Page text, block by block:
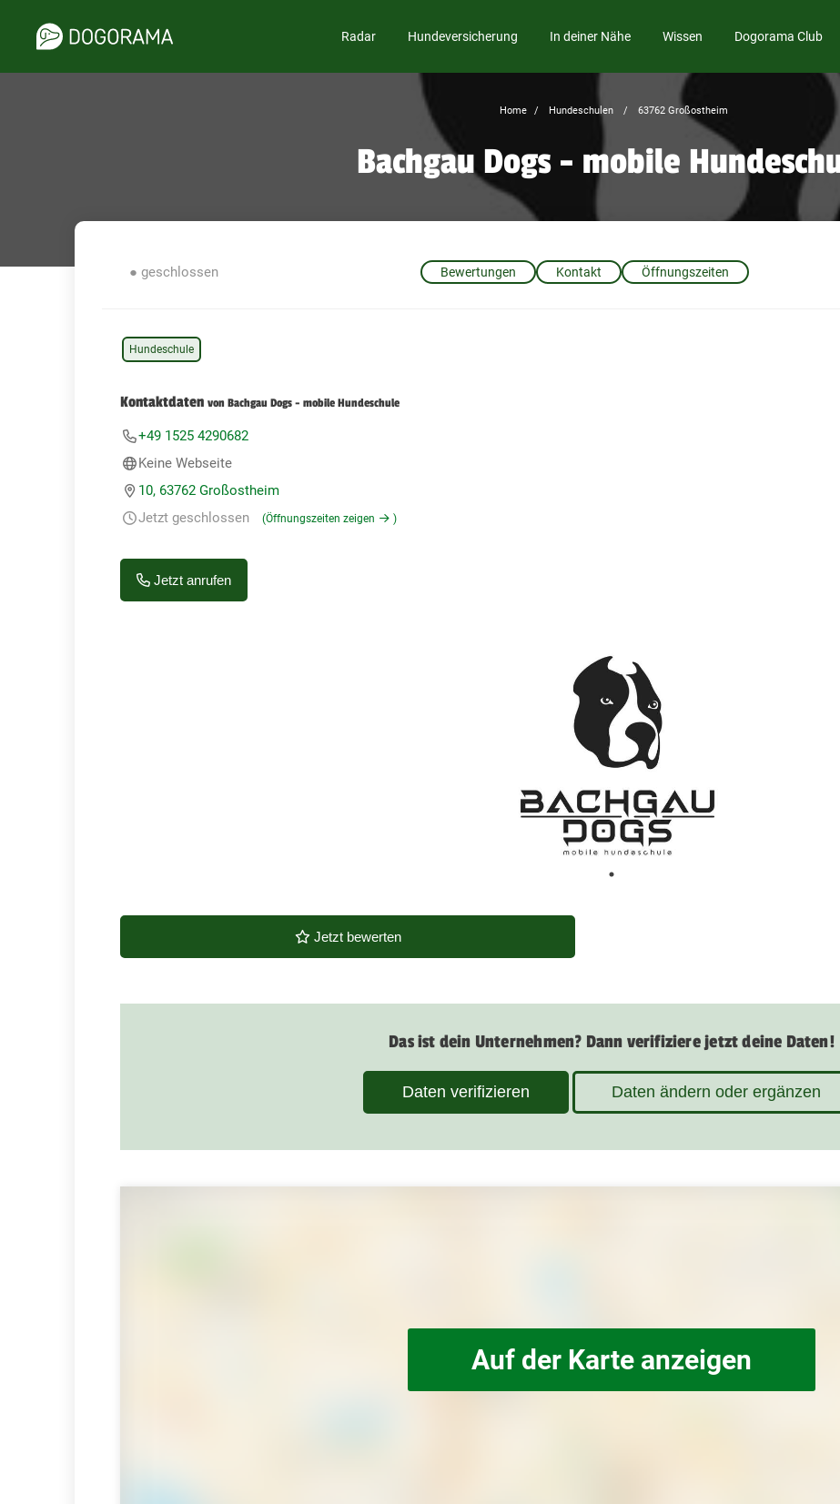
Radar Hundeversicherung In deiner Nähe Wissen Dogorama Club
Home Hundeschulen 63762 Großostheim
Bachgau Dogs - mobile
Bewertungen Kontakt Öffnungszeiten
● geschlossen
Hundeschule
Kontaktdaten von Bachgau Dogs - mobile Hundeschule
+49 1525 4290682
Keine Webseite
10, 63762 Großostheim
Jetzt geschlossen
(Öffnungszeiten zeigen )
Jetzt anrufen
Jetzt bewerten
Das ist dein Unternehmen? Dann verifiziere jetzt deine Daten!
Daten verifizieren Daten ändern oder ergänzen
Auf der Karte anzeigen